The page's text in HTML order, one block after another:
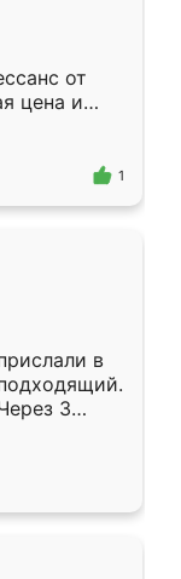
от
цена и
1
в
3